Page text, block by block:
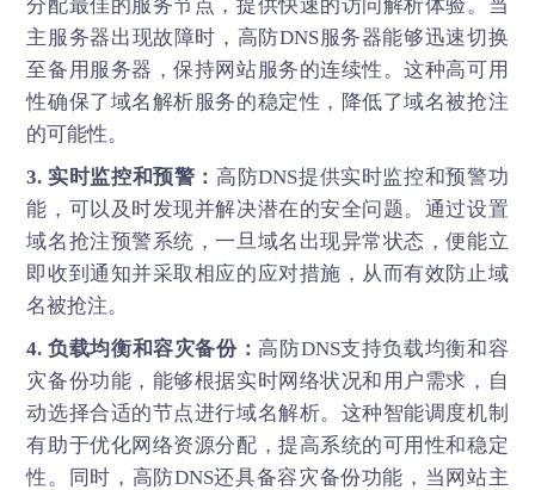
分配最佳的服务节点，提供快速的访问解析体验。当
主服务器出现故障时，高防DNS服务器能够迅速切换
至备用服务器，保持网站服务的连续性。这种高可用
性确保了域名解析服务的稳定性，降低了域名被抢注
的可能性。
3. 实时监控和预警：高防DNS提供实时监控和预警功
能，可以及时发现并解决潜在的安全问题。通过设置
域名抢注预警系统，一旦域名出现异常状态，便能立
即收到通知并采取相应的应对措施，从而有效防止域
名被抢注。
4. 负载均衡和容灾备份：高防DNS支持负载均衡和容
灾备份功能，能够根据实时网络状况和用户需求，自
动选择合适的节点进行域名解析。这种智能调度机制
有助于优化网络资源分配，提高系统的可用性和稳定
性。同时，高防DNS还具备容灾备份功能，当网站主